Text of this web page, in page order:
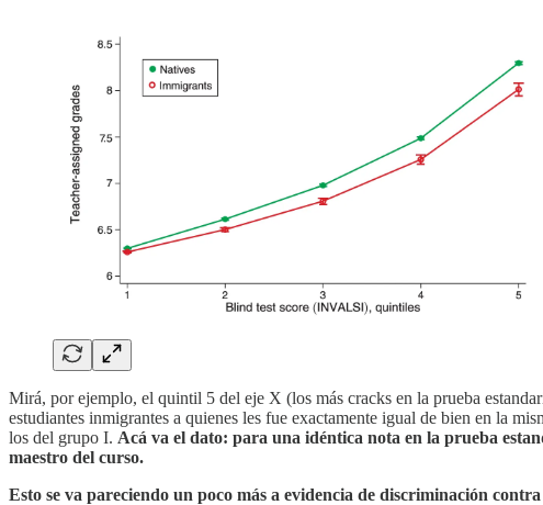
Mirá, por ejemplo, el quintil 5 del eje X (los más cracks en la prueba
estudiantes inmigrantes a quienes les fue exactamente igual de bien en la
los del grupo I. Acá va el dato: para una idéntica nota en la prueba
maestro del curso.
Esto se va pareciendo un poco más a evidencia de discriminación